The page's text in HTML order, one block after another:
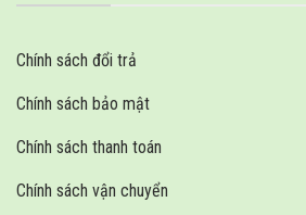
Chính sách đổi trả
Chính sách bảo mật
Chính sách thanh toán
Chính sách vận chuyển